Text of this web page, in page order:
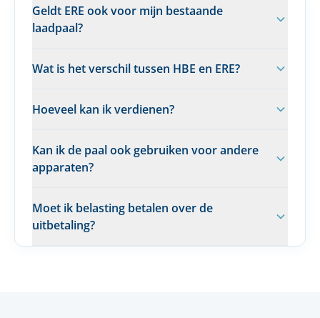
Geldt ERE ook voor mijn bestaande
laadpaal?
Wat is het verschil tussen HBE en ERE?
Hoeveel kan ik verdienen?
Kan ik de paal ook gebruiken voor andere
apparaten?
Moet ik belasting betalen over de
uitbetaling?